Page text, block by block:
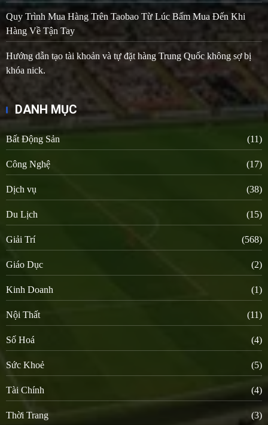
Quy Trình Mua Hàng Trên Taobao Từ Lúc Bấm Mua Đến Khi
Hàng Về Tận Tay
Hướng dẫn tạo tài khoản và tự đặt hàng Trung Quốc không sợ bị
khóa nick.
DANH MỤC
Bất Động Sản (11)
Công Nghệ (17)
Dịch vụ (38)
Du Lịch (15)
Giải Trí (568)
Giáo Dục (2)
Kinh Doanh (1)
Nội Thất (11)
Số Hoá (4)
Sức Khoẻ (5)
Tài Chính (4)
Thời Trang (3)